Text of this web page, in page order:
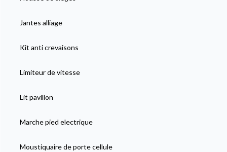
Jantes alliage
Kit anti crevaisons
Limiteur de vitesse
Lit pavillon
Marche pied electrique
Moustiquaire de porte cellule